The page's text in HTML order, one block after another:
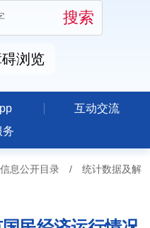
浏览
互动交流
务
信息公开目录 /
统计数据及解